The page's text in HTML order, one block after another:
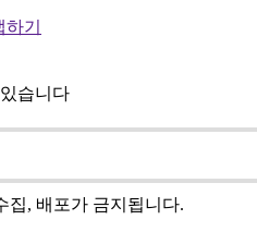
기
습니다
집, 배포가 금지됩니다.